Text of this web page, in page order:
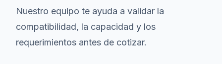
Nuestro equipo te ayuda a validar la
compatibilidad, la capacidad y los
requerimientos antes de cotizar.